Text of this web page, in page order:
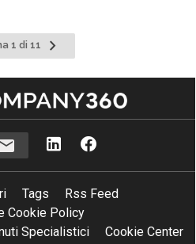
1 di 11
Pagina
successiva
Tags
Rss Feed
Cookie Policy
Specialistici
Cookie Center